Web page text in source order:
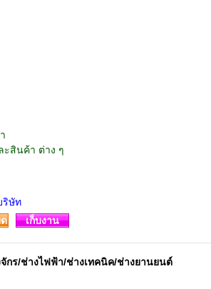
ะสินค้า ต่าง ๆ
ริษัท
เก็บงาน
กร/ช่างไฟฟ้า/ช่างเทคนิค/ช่างยานยนต์